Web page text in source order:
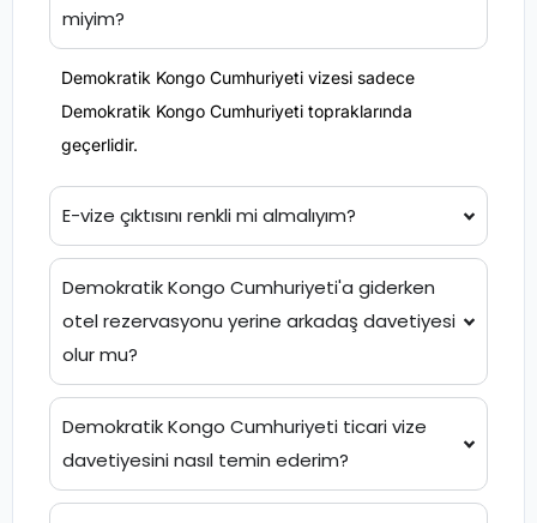
miyim?
Demokratik Kongo Cumhuriyeti vizesi sadece
Demokratik Kongo Cumhuriyeti topraklarında
geçerlidir.
E-vize çıktısını renkli mi almalıyım?
Demokratik Kongo Cumhuriyeti'a giderken
otel rezervasyonu yerine arkadaş davetiyesi
olur mu?
Demokratik Kongo Cumhuriyeti ticari vize
davetiyesini nasıl temin ederim?